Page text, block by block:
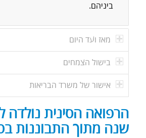
ביניהם.
מאז ועד היום
בישול הצמחים
אישור של משרד הבריאות
הרפואה הסינית נולדה
שנה מתוך התבוננות